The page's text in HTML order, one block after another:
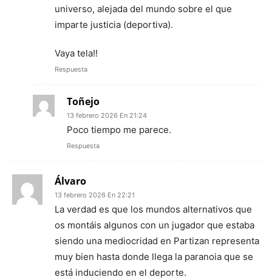
universo, alejada del mundo sobre el que
imparte justicia (deportiva).
Vaya tela!!
Respuesta
Toñejo
13 febrero 2026 En 21:24
Poco tiempo me parece.
Respuesta
Álvaro
13 febrero 2026 En 22:21
La verdad es que los mundos alternativos que
os montáis algunos con un jugador que estaba
siendo una mediocridad en Partizan representa
muy bien hasta donde llega la paranoia que se
está induciendo en el deporte.